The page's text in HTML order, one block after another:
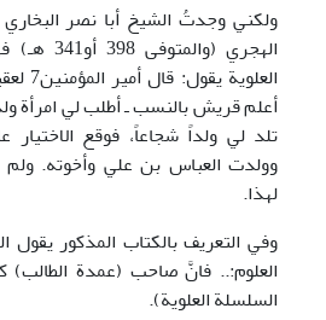
ولكني وجدتُ الشيخ أبا نصر البخاري
الهجري
أعلم قريش بالنسب ـ أطلب لي امرأة
تلد لي ولداً شجاعاً، فوقع الاختيار
وولدت العباس بن علي وأخوته.
لهذا.
وفي التعريف بالكتاب المذكور
العلوم:.. فانَّ صاحب (عمدة
السلسلة العلوية).